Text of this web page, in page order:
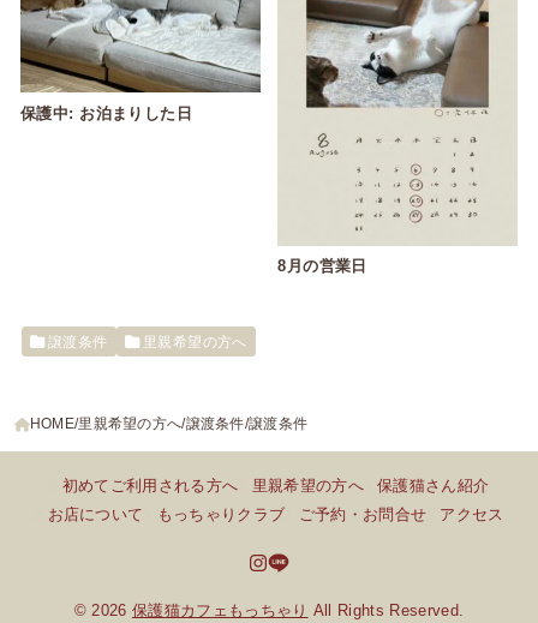
保護中: お泊まりした日
8月の営業日
譲渡条件 里親希望の方へ
HOME 里親希望の方へ 譲渡条件 譲渡条件
初めてご利用される方へ 里親希望の方へ
保護猫さん紹介
お店について
もっちゃりクラブ ご予約・お問合せ アクセス
© 2026 保護猫カフェもっちゃり All Rights Reserved.